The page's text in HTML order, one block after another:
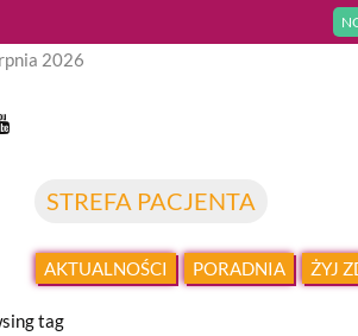
STREFA PACJENTA
2026
AKTUALNOŚCI PORADNIA ŻYJ
tag